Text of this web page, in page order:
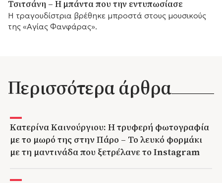
Τσιτσάνη – Η μπάντα που την εντυπωσίασε
Η τραγουδίστρια βρέθηκε μπροστά στους μουσικούς
της «Αγίας Φανφάρας».
Περισσότερα άρθρα
Κατερίνα Καινούργιου: Η τρυφερή φωτογραφία
με το μωρό της στην Πάρο – Το λευκό φορμάκι
με τη μαντινάδα που ξετρέλανε το Instagram